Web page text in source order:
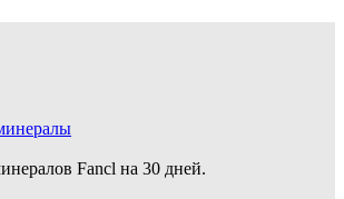
Fancl на 30 дней.